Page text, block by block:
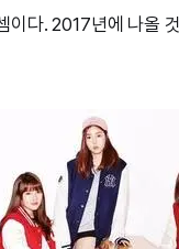
이다. 2017년에 나올